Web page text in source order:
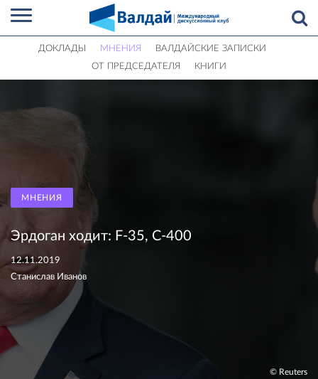
ДОКЛАДЫ МНЕНИЯ
ВАЛДАЙСКИЕ ЗАПИСКИ
ОТ ПРЕДСЕДАТЕЛЯ
КНИГИ
МНЕНИЯ
Эрдоган ходит: F-35, С-400
12.11.2019
Станислав Иванов
© Reuters